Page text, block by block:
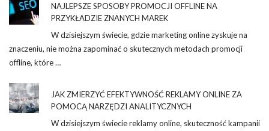
NAJLEPSZE SPOSOBY PROMOCJI OFFLINE NA
PRZYKŁADZIE ZNANYCH MAREK
W dzisiejszym świecie, gdzie marketing online zyskuje na
znaczeniu, nie można zapominać o skutecznych metodach promocji
offline, które …
JAK ZMIERZYĆ EFEKTYWNOŚĆ REKLAMY ONLINE ZA
POMOCĄ NARZĘDZI ANALITYCZNYCH
W dzisiejszym świecie reklamy online, skuteczność kampanii